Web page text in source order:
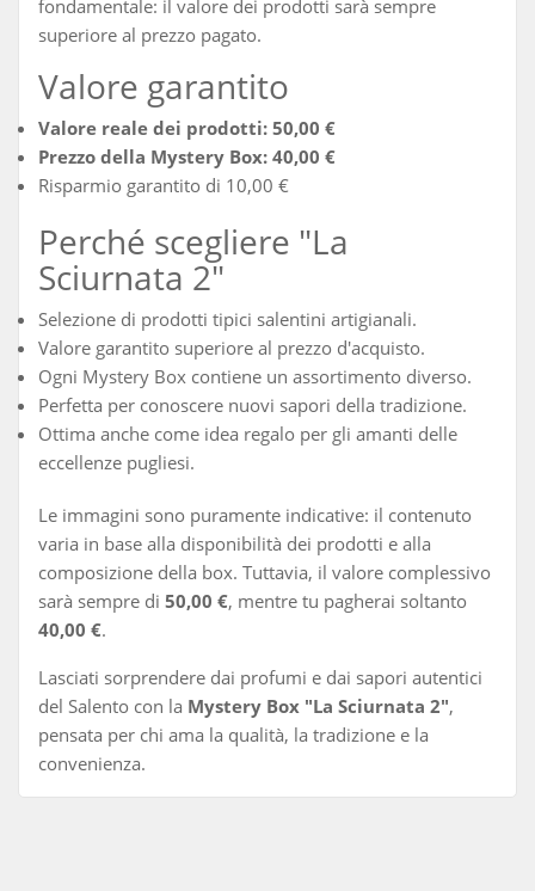
fondamentale: il valore dei prodotti sarà sempre
superiore al prezzo pagato.
Valore garantito
Valore reale dei prodotti: 50,00 €
Prezzo della Mystery Box: 40,00 €
Risparmio garantito di 10,00 €
Perché scegliere "La
Sciurnata 2"
Selezione di prodotti tipici salentini artigianali.
Valore garantito superiore al prezzo d'acquisto.
Ogni Mystery Box contiene un assortimento diverso.
Perfetta per conoscere nuovi sapori della tradizione.
Ottima anche come idea regalo per gli amanti delle
eccellenze pugliesi.
Le immagini sono puramente indicative: il contenuto
varia in base alla disponibilità dei prodotti e alla
composizione della box. Tuttavia, il valore complessivo
sarà sempre di 50,00 €, mentre tu pagherai soltanto
40,00 €.
Lasciati sorprendere dai profumi e dai sapori autentici
del Salento con la Mystery Box "La Sciurnata 2",
pensata per chi ama la qualità, la tradizione e la
convenienza.